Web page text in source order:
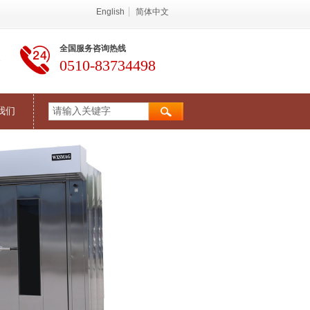
English 简体中文
全国服务咨询热线
0510-83734498
们